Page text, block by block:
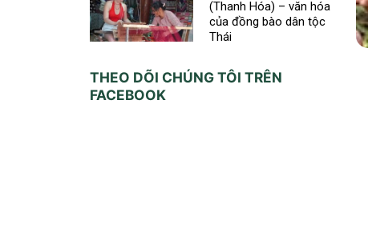
(Thanh Hóa) – văn hóa
của đồng bào dân tộc
Thái
THEO DÕI CHÚNG TÔI TRÊN
FACEBOOK